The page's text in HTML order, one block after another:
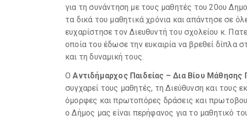
για τη συνάντηση με τους μαθητές του 20ου
τα δικά του μαθητικά χρόνια και απάντησε σε
ευχαρίστησε τον Διευθυντή του σχολείου κ.
οποία του έδωσε την ευκαιρία να βρεθεί δίπλα
και τη δυναμική τους.
ΟΑντιδήμαρχος Παιδείας – Δια Βίου Μάθησης
συγχαρεί τους μαθητές, τη Διεύθυνση και τους
όμορφες και πρωτοπόρες δράσεις και
ο Δήμος μας είναι περήφανος για το μαθητικό